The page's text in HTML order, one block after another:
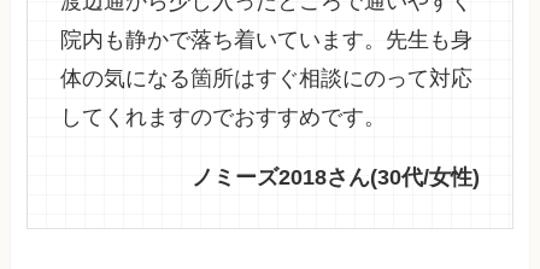
院内も静かで落ち着いています。先生も身
体の気になる箇所はすぐ相談にのって対応
してくれますのでおすすめです。
ノミーズ2018さん(30代/女性)